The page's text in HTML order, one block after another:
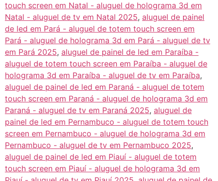
touch screen em Natal - aluguel de holograma 3d em
Natal - aluguel de tv em Natal 2025, aluguel de painel
de led em Pará - aluguel de totem touch screen em
Pará - aluguel de holograma 3d em Pará - aluguel de tv
em Pará 2025, aluguel de painel de led em Paraíba -
aluguel de totem touch screen em Paraíba - aluguel de
holograma 3d em Paraíba - aluguel de tv em Paraíba,
aluguel de painel de led em Paraná - aluguel de totem
touch screen em Paraná - aluguel de holograma 3d em
Paraná - aluguel de tv em Paraná 2025, aluguel de
painel de led em Pernambuco - aluguel de totem touch
screen em Pernambuco - aluguel de holograma 3d em
Pernambuco - aluguel de tv em Pernambuco 2025,
aluguel de painel de led em Piauí - aluguel de totem
touch screen em Piauí - aluguel de holograma 3d em